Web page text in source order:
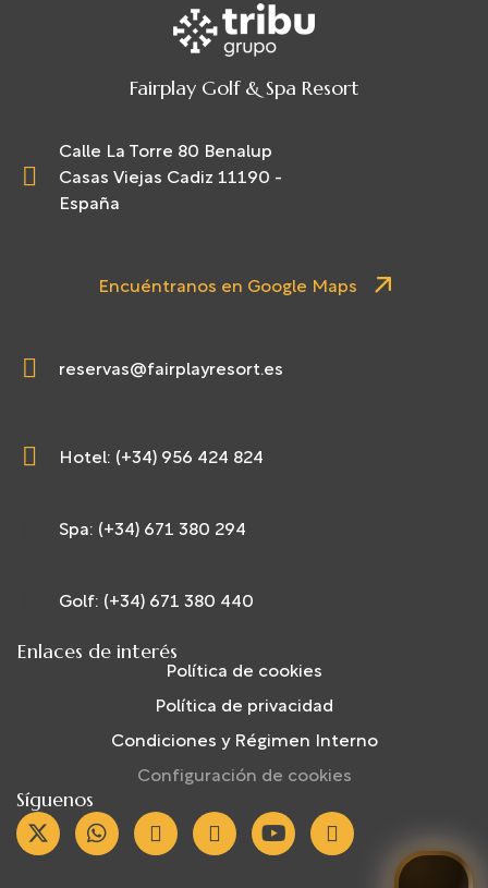
Fairplay Golf & Spa Resort
Calle La Torre 80 Benalup
Casas Viejas Cadiz 11190 -
España
Encuéntranos en Google Maps
reservas@fairplayresort.es
Hotel: (+34) 956 424 824
Spa: (+34) 671 380 294
Golf: (+34) 671 380 440
Enlaces de interés
Política de cookies
Política de privacidad
Condiciones y Régimen Interno
Configuración de cookies
Síguenos